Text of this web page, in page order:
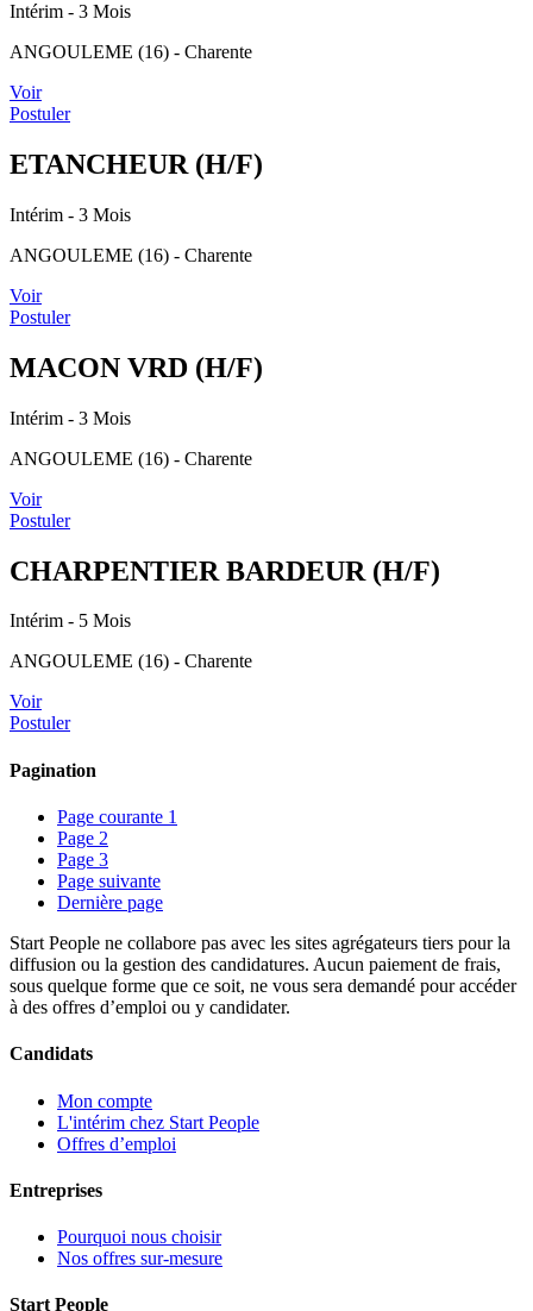
Intérim - 3 Mois
ANGOULEME (16) - Charente
Voir
Postuler
ETANCHEUR (H/F)
Intérim - 3 Mois
ANGOULEME (16) - Charente
Voir
Postuler
MACON VRD (H/F)
Intérim - 3 Mois
ANGOULEME (16) - Charente
Voir
Postuler
CHARPENTIER BARDEUR (H/F)
Intérim - 5 Mois
ANGOULEME (16) - Charente
Voir
Postuler
Pagination
Page courante 1
Page 2
Page 3
Page suivante
Dernière page
Start People ne collabore pas avec les sites agrégateurs tiers pour la
diffusion ou la gestion des candidatures. Aucun paiement de frais,
sous quelque forme que ce soit, ne vous sera demandé pour accéder
à des offres d’emploi ou y candidater.
Candidats
Mon compte
L'intérim chez Start People
Offres d’emploi
Entreprises
Pourquoi nous choisir
Nos offres sur-mesure
Start People